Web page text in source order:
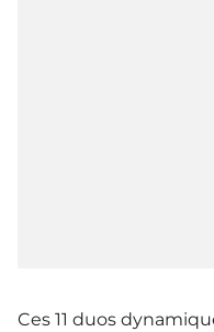
Ces 11 duos